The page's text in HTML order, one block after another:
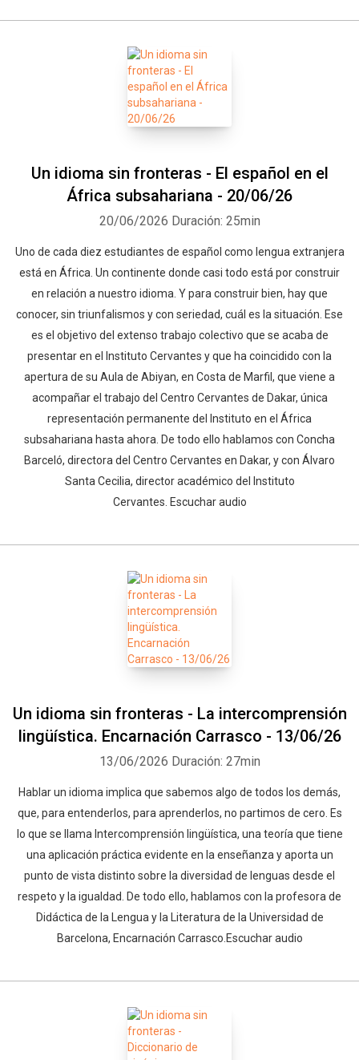
Un idioma sin fronteras - El español en el
África subsahariana - 20/06/26
20/06/2026 Duración: 25min
Uno de cada diez estudiantes de español como lengua extranjera
está en África. Un continente donde casi todo está por construir
en relación a nuestro idioma. Y para construir bien, hay que
conocer, sin triunfalismos y con seriedad, cuál es la situación. Ese
es el objetivo del extenso trabajo colectivo que se acaba de
presentar en el Instituto Cervantes y que ha coincidido con la
apertura de su Aula de Abiyan, en Costa de Marfil, que viene a
acompañar el trabajo del Centro Cervantes de Dakar, única
representación permanente del Instituto en el África
subsahariana hasta ahora. De todo ello hablamos con Concha
Barceló, directora del Centro Cervantes en Dakar, y con Álvaro
Santa Cecilia, director académico del Instituto
Cervantes. Escuchar audio
Un idioma sin fronteras - La intercomprensión
lingüística. Encarnación Carrasco - 13/06/26
13/06/2026 Duración: 27min
Hablar un idioma implica que sabemos algo de todos los demás,
que, para entenderlos, para aprenderlos, no partimos de cero. Es
lo que se llama Intercomprensión lingüística, una teoría que tiene
una aplicación práctica evidente en la enseñanza y aporta un
punto de vista distinto sobre la diversidad de lenguas desde el
respeto y la igualdad. De todo ello, hablamos con la profesora de
Didáctica de la Lengua y la Literatura de la Universidad de
Barcelona, Encarnación Carrasco.Escuchar audio